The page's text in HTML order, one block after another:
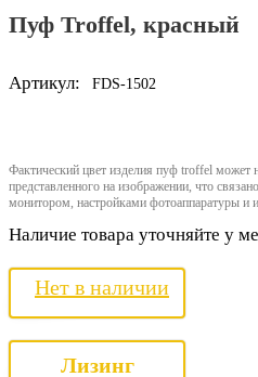
Пуф Troffel, красный
Артикул: FDS-1502
Фактический цвет изделия пуф troffel может
представленного на изображении, что
монитором, настройками фотоаппаратуры и
Наличие товара уточняйте у
Нет в наличии
Лизинг